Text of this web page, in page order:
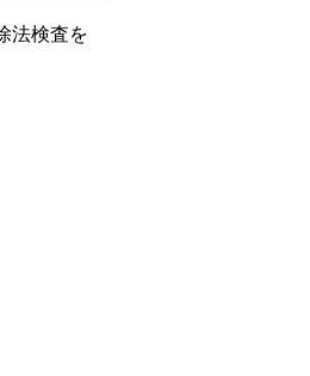
法検査を